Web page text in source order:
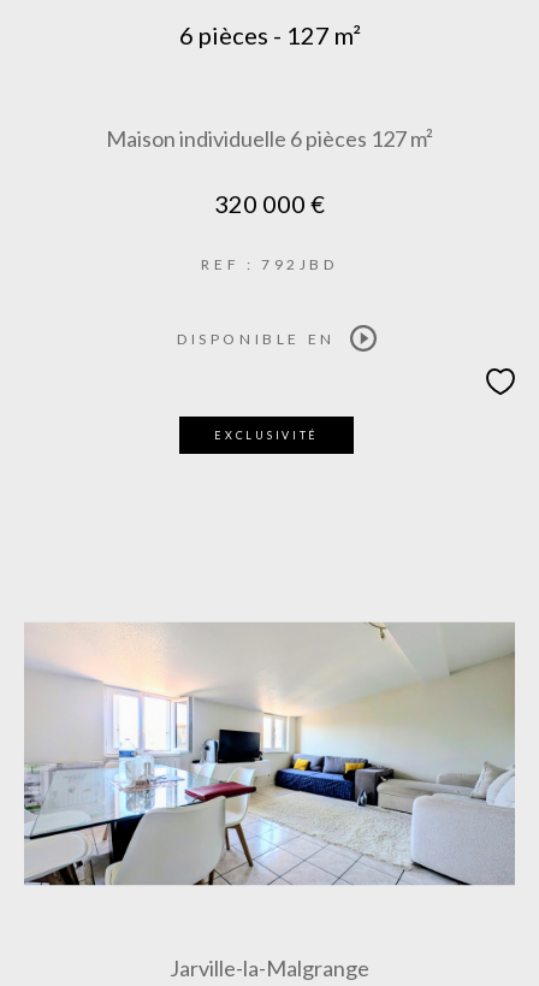
6 pièces - 127 m²
Maison individuelle 6 pièces 127 m²
320 000 €
REF : 792JBD
DISPONIBLE EN
EXCLUSIVITÉ
Jarville-la-Malgrange